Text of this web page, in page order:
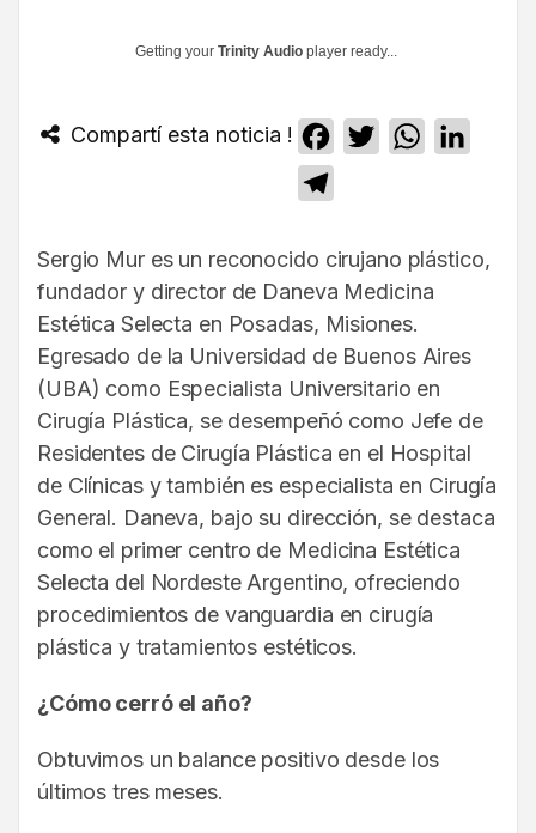
Getting your Trinity Audio player ready...
Compartí esta noticia ! Facebook
TwitterWhatsApp
Sergio Mur es un reconocido cirujano plástico,
fundador y director de Daneva Medicina
Estética Selecta en Posadas, Misiones.
Egresado de la Universidad de Buenos Aires
(UBA) como Especialista Universitario en
Cirugía Plástica, se desempeñó como Jefe de
Residentes de Cirugía Plástica en el Hospital
de Clínicas y también es especialista en Cirugía
General. Daneva, bajo su dirección, se destaca
como el primer centro de Medicina Estética
Selecta del Nordeste Argentino, ofreciendo
procedimientos de vanguardia en cirugía
plástica y tratamientos estéticos.
¿Cómo cerró el año?
Obtuvimos un balance positivo desde los
últimos tres meses.